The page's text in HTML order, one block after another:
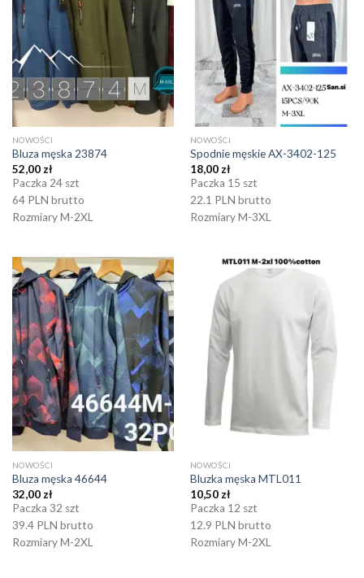
NOWOŚCI
Bluza męska 23874
52,00 zł
Paczka 24 szt
64 PLN brutto
Rozmiary M-2XL
NOWOŚCI
Spodnie męskie AX-3402-125
18,00 zł
Paczka 15 szt
22.1 PLN brutto
Rozmiary M-3XL
NOWOŚCI
Bluza męska 46644
32,00 zł
Paczka 32 szt
39.4 PLN brutto
Rozmiary M-2XL
NOWOŚCI
Bluzka męska MTL011
10,50 zł
Paczka 12 szt
12.9 PLN brutto
Rozmiary M-2XL